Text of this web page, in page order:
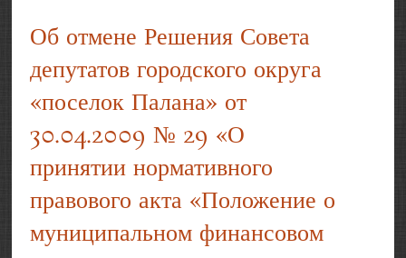
Об отмене Решения Совета
депутатов городского округа
«поселок Палана» от
30.04.2009 № 29 «О
принятии нормативного
правового акта «Положение о
муниципальном финансовом